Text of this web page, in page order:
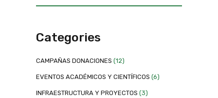
Categories
CAMPAÑAS DONACIONES (12)
EVENTOS ACADÉMICOS Y CIENTÍFICOS (6)
INFRAESTRUCTURA Y PROYECTOS (3)